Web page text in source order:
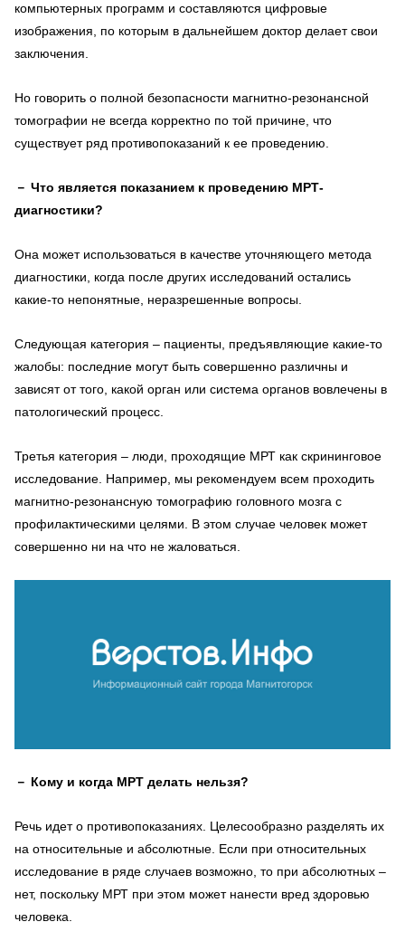
компьютерных программ и составляются цифровые
изображения, по которым в дальнейшем доктор делает свои
заключения.
Но говорить о полной безопасности магнитно-резонансной
томографии не всегда корректно по той причине, что
существует ряд противопоказаний к ее проведению.
－ Что является показанием к проведению МРТ-
диагностики?
Она может использоваться в качестве уточняющего метода
диагностики, когда после других исследований остались
какие-то непонятные, неразрешенные вопросы.
Следующая категория – пациенты, предъявляющие какие-то
жалобы: последние могут быть совершенно различны и
зависят от того, какой орган или система органов вовлечены в
патологический процесс.
Третья категория – люди, проходящие МРТ как скрининговое
исследование. Например, мы рекомендуем всем проходить
магнитно-резонансную томографию головного мозга с
профилактическими целями. В этом случае человек может
совершенно ни на что не жаловаться.
－ Кому и когда МРТ делать нельзя?
Речь идет о противопоказаниях. Целесообразно разделять их
на относительные и абсолютные. Если при относительных
исследование в ряде случаев возможно, то при абсолютных –
нет, поскольку МРТ при этом может нанести вред здоровью
человека.